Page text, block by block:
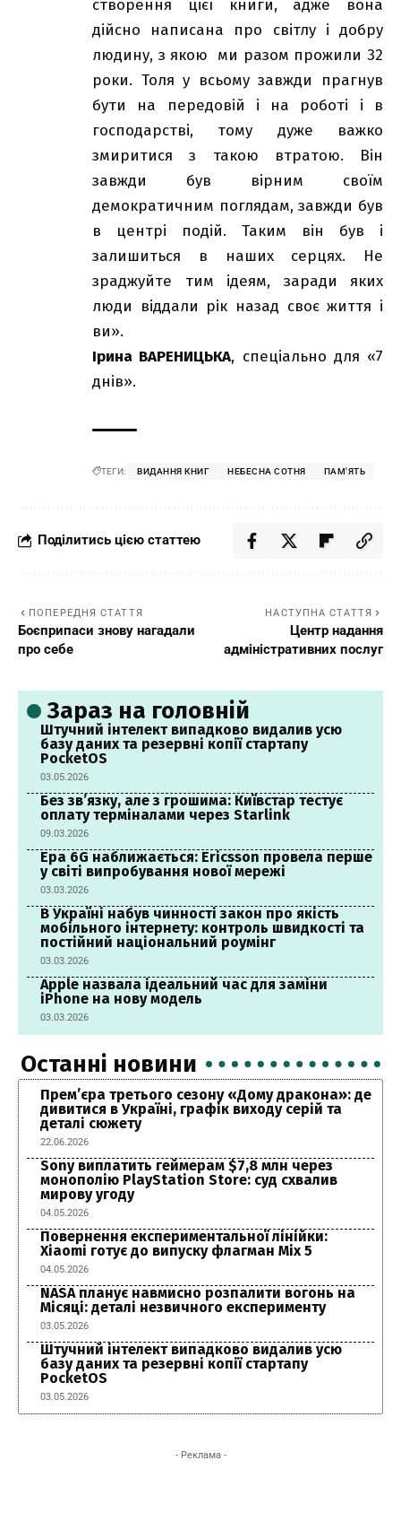
створення цієї книги, адже вона
дійсно написана про світлу і добру
людину, з якою ми разом прожили 32
роки. Толя у всьому завжди прагнув
бути на передовій і на роботі і в
господарстві, тому дуже важко
змиритися з такою втратою. Він
завжди був вірним своїм
демократичним поглядам, завжди був
в центрі подій. Таким він був і
залишиться в наших серцях. Не
зраджуйте тим ідеям, заради яких
люди віддали рік назад своє життя і
ви».
Ірина ВАРЕНИЦЬКА, спеціально для «7
днів».
ТЕГИ: ВИДАННЯ КНИГ НЕБЕСНА СОТНЯ ПАМ'ЯТЬ
Поділитись цією статтею
ПОПЕРЕДНЯ СТАТТЯ
Боєприпаси знову нагадали
про себе
НАСТУПНА СТАТТЯ
Центр надання
адміністративних послуг
Зараз на головній
Штучний інтелект випадково видалив усю
базу даних та резервні копії стартапу
PocketOS
03.05.2026
Без зв’язку, але з грошима: Київстар тестує
оплату терміналами через Starlink
09.03.2026
Ера 6G наближається: Ericsson провела перше
у світі випробування нової мережі
03.03.2026
В Україні набув чинності закон про якість
мобільного інтернету: контроль швидкості та
постійний національний роумінг
03.03.2026
Apple назвала ідеальний час для заміни
iPhone на нову модель
03.03.2026
Останні новини
Прем’єра третього сезону «Дому дракона»: де
дивитися в Україні, графік виходу серій та
деталі сюжету
22.06.2026
Sony виплатить геймерам $7,8 млн через
монополію PlayStation Store: суд схвалив
мирову угоду
04.05.2026
Повернення експериментальної лінійки:
Xiaomi готує до випуску флагман Mix 5
04.05.2026
NASA планує навмисно розпалити вогонь на
Місяці: деталі незвичного експерименту
03.05.2026
Штучний інтелект випадково видалив усю
базу даних та резервні копії стартапу
PocketOS
03.05.2026
- Реклама -